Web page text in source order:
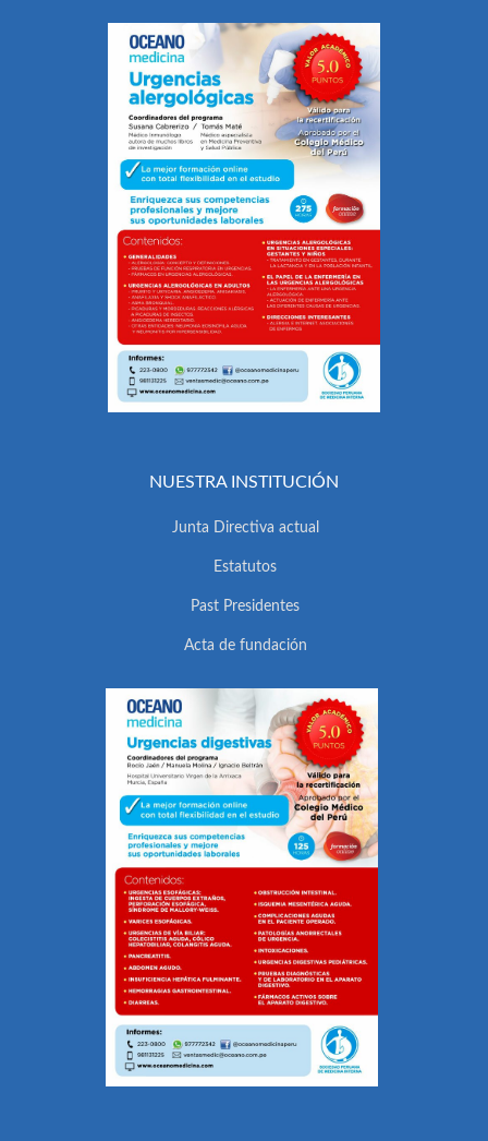
NUESTRA INSTITUCIÓN
Junta Directiva actual
Estatutos
Past Presidentes
Acta de fundación